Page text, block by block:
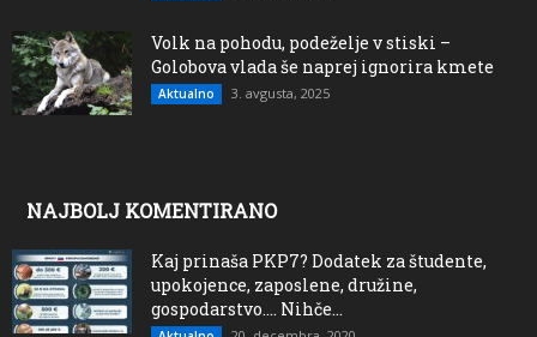
Volk na pohodu, podeželje v stiski –
Golobova vlada še naprej ignorira kmete
Aktualno 3. avgusta, 2025
NAJBOLJ KOMENTIRANO
Kaj prinaša PKP7? Dodatek za študente,
upokojence, zaposlene, družine,
gospodarstvo…. Nihče...